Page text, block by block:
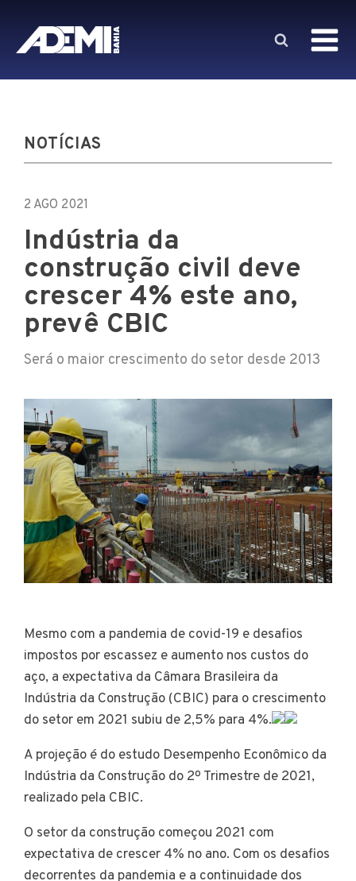
NOTÍCIAS
2 AGO 2021
Indústria da
construção civil deve
crescer 4% este ano,
prevê CBIC
Será o maior crescimento do setor desde 2013
Mesmo com a pandemia de covid-19 e desafios
impostos por escassez e aumento nos custos do
aço, a expectativa da Câmara Brasileira da
Indústria da Construção (CBIC) para o crescimento
do setor em 2021 subiu de 2,5% para 4%.
A projeção é do estudo Desempenho Econômico da
Indústria da Construção do 2º Trimestre de 2021,
realizado pela CBIC.
O setor da construção começou 2021 com
expectativa de crescer 4% no ano. Com os desafios
decorrentes da pandemia e a continuidade dos